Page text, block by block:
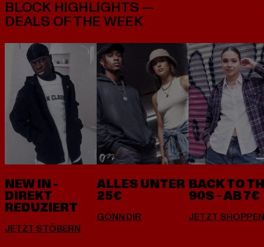
BLOCK HIGHLIGHTS —
DEALS OF THE WEEK
NEW IN -
DIREKT
REDUZIERT
ALLES UNTER
25€
BACK TO
90S - AB 7€